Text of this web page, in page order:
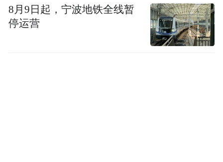
8月9日起，宁波地铁全线暂
停运营